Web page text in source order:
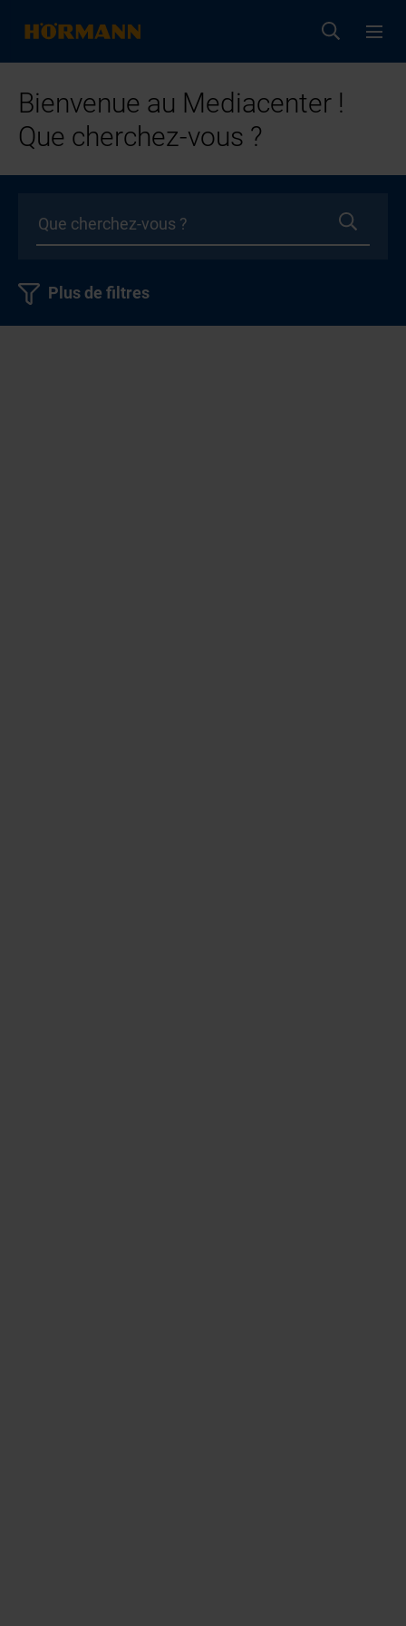
Bienvenue au Mediacenter !
Que cherchez-vous ?
Plus de filtres